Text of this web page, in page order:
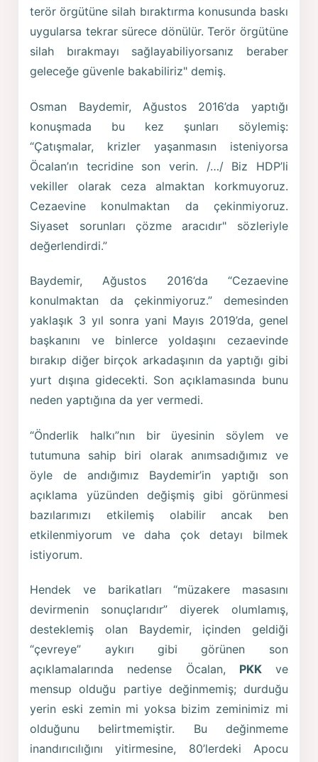
terör örgütüne silah bıraktırma konusunda baskı
uygularsa tekrar sürece dönülür. Terör örgütüne
silah bırakmayı sağlayabiliyorsanız beraber
geleceğe güvenle bakabiliriz" demiş.
Osman Baydemir, Ağustos 2016’da yaptığı
konuşmada bu kez şunları söylemiş:
“Çatışmalar, krizler yaşanmasın isteniyorsa
Öcalan’ın tecridine son verin. /…/ Biz HDP’li
vekiller olarak ceza almaktan korkmuyoruz.
Cezaevine konulmaktan da çekinmiyoruz.
Siyaset sorunları çözme aracıdır" sözleriyle
değerlendirdi.”
Baydemir, Ağustos 2016’da “Cezaevine
konulmaktan da çekinmiyoruz.” demesinden
yaklaşık 3 yıl sonra yani Mayıs 2019’da, genel
başkanını ve binlerce yoldaşını cezaevinde
bırakıp diğer birçok arkadaşının da yaptığı gibi
yurt dışına gidecekti. Son açıklamasında bunu
neden yaptığına da yer vermedi.
“Önderlik halkı”nın bir üyesinin söylem ve
tutumuna sahip biri olarak anımsadığımız ve
öyle de andığımız Baydemir’in yaptığı son
açıklama yüzünden değişmiş gibi görünmesi
bazılarımızı etkilemiş olabilir ancak ben
etkilenmiyorum ve daha çok detayı bilmek
istiyorum.
Hendek ve barikatları “müzakere masasını
devirmenin sonuçlarıdır” diyerek olumlamış,
desteklemiş olan Baydemir, içinden geldiği
“çevreye” aykırı gibi görünen son
açıklamalarında nedense Öcalan, PKKve
mensup olduğu partiye değinmemiş; durduğu
yerin eski zemin mi yoksa bizim zeminimiz mi
olduğunu belirtmemiştir. Bu değinmeme
inandırıcılığını yitirmesine, 80’lerdeki Apocu